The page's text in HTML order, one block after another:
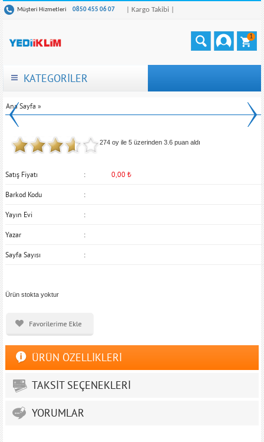
Müşteri Hizmetleri 0850 455 06 07 | Kargo Takibi |
1
KATEGORİLER
Ana Sayfa »
274 oy ile 5 üzerinden3.6 puan aldı
Satış Fiyatı 0,00 ₺
Barkod Kodu
Yayın Evi
Yazar
Sayfa Sayısı
Ürün stokta yoktur
ÜRÜN ÖZELLİKLERİ
TAKSİT SEÇENEKLERİ
YORUMLAR